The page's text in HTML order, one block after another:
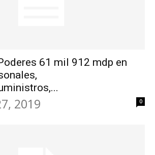
61 mil 912 mdp en
2019 0